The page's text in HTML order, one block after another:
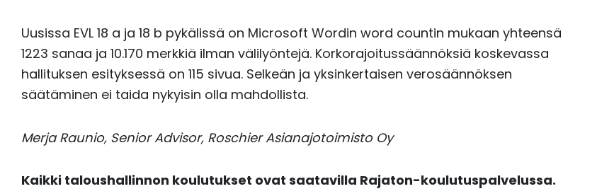
Uusissa EVL 18 a ja 18 b pykälissä on Microsoft Wordin word countin mukaan yhteensä
1223 sanaa ja 10.170 merkkiä ilman välilyöntejä. Korkorajoitussäännöksiä koskevassa
hallituksen esityksessä on 115 sivua. Selkeän ja yksinkertaisen verosäännöksen
säätäminen ei taida nykyisin olla mahdollista.
Merja Raunio, Senior Advisor, Roschier Asianajotoimisto Oy
Kaikki taloushallinnon koulutukset ovat saatavilla Rajaton-koulutuspalvelussa.